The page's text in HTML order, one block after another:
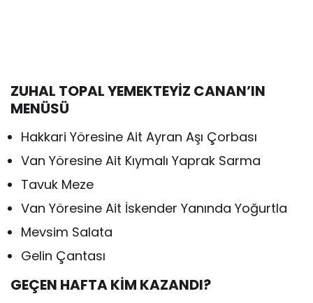
ZUHAL TOPAL YEMEKTEYİZ CANAN’IN
MENÜSÜ
Hakkari Yöresine Ait Ayran Aşı Çorbası
Van Yöresine Ait Kıymalı Yaprak Sarma
Tavuk Meze
Van Yöresine Ait İskender Yanında Yoğurtla
Mevsim Salata
Gelin Çantası
GEÇEN HAFTA KİM KAZANDI?